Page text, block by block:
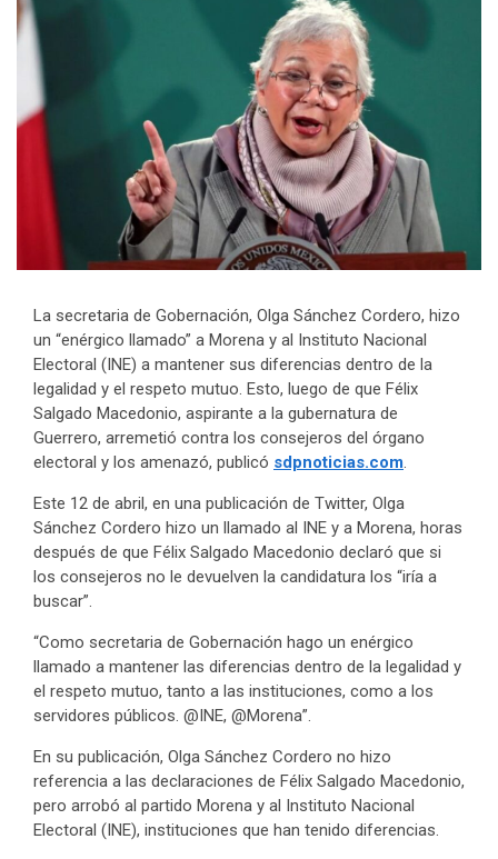
La secretaria de Gobernación, Olga Sánchez Cordero, hizo
un “enérgico llamado” a Morena y al Instituto Nacional
Electoral (INE) a mantener sus diferencias dentro de la
legalidad y el respeto mutuo. Esto, luego de que Félix
Salgado Macedonio, aspirante a la gubernatura de
Guerrero, arremetió contra los consejeros del órgano
electoral y los amenazó, publicó sdpnoticias.com.
Este 12 de abril, en una publicación de Twitter, Olga
Sánchez Cordero hizo un llamado al INE y a Morena, horas
después de que Félix Salgado Macedonio declaró que si
los consejeros no le devuelven la candidatura los “iría a
buscar”.
“Como secretaria de Gobernación hago un enérgico
llamado a mantener las diferencias dentro de la legalidad y
el respeto mutuo, tanto a las instituciones, como a los
servidores públicos. @INE, @Morena”.
En su publicación, Olga Sánchez Cordero no hizo
referencia a las declaraciones de Félix Salgado Macedonio,
pero arrobó al partido Morena y al Instituto Nacional
Electoral (INE), instituciones que han tenido diferencias.